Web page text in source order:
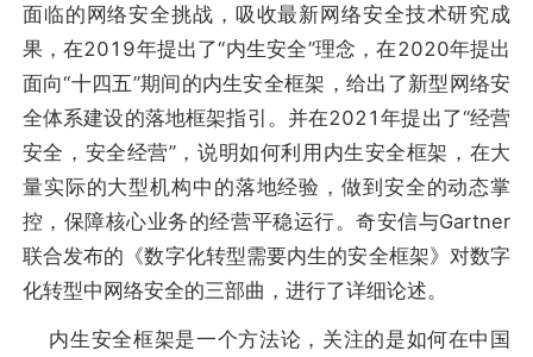
面临的网络安全挑战，吸收最新网络安全技术研究成
果，在2019年提出了“内生安全”理念，在2020年提出
面向“十四五”期间的内生安全框架，给出了新型网络安
全体系建设的落地框架指引。并在2021年提出了“经营
安全，安全经营”，说明如何利用内生安全框架，在大
量实际的大型机构中的落地经验，做到安全的动态掌
控，保障核心业务的经营平稳运行。奇安信与Gartner
联合发布的《数字化转型需要内生的安全框架》对数字
化转型中网络安全的三部曲，进行了详细论述。
内生安全框架是一个方法论，关注的是如何在中国